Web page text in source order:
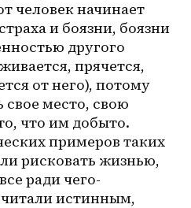
человек начинает
страха и боязни, боязни
другого
прячется,
от него), потому
свое место, свою
что им добыто.
примеров таких
рисковать жизнью,
ради чего-
истинным,